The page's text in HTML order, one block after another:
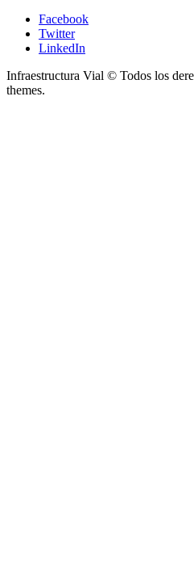
Facebook
Twitter
LinkedIn
Infraestructura Vial © Todos los
themes.